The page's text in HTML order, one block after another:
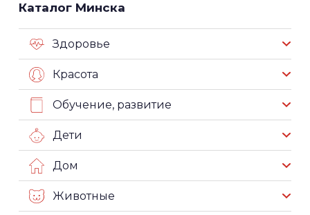
Каталог Минска
Здоровье
Красота
Обучение, развитие
Дети
Дом
Животные